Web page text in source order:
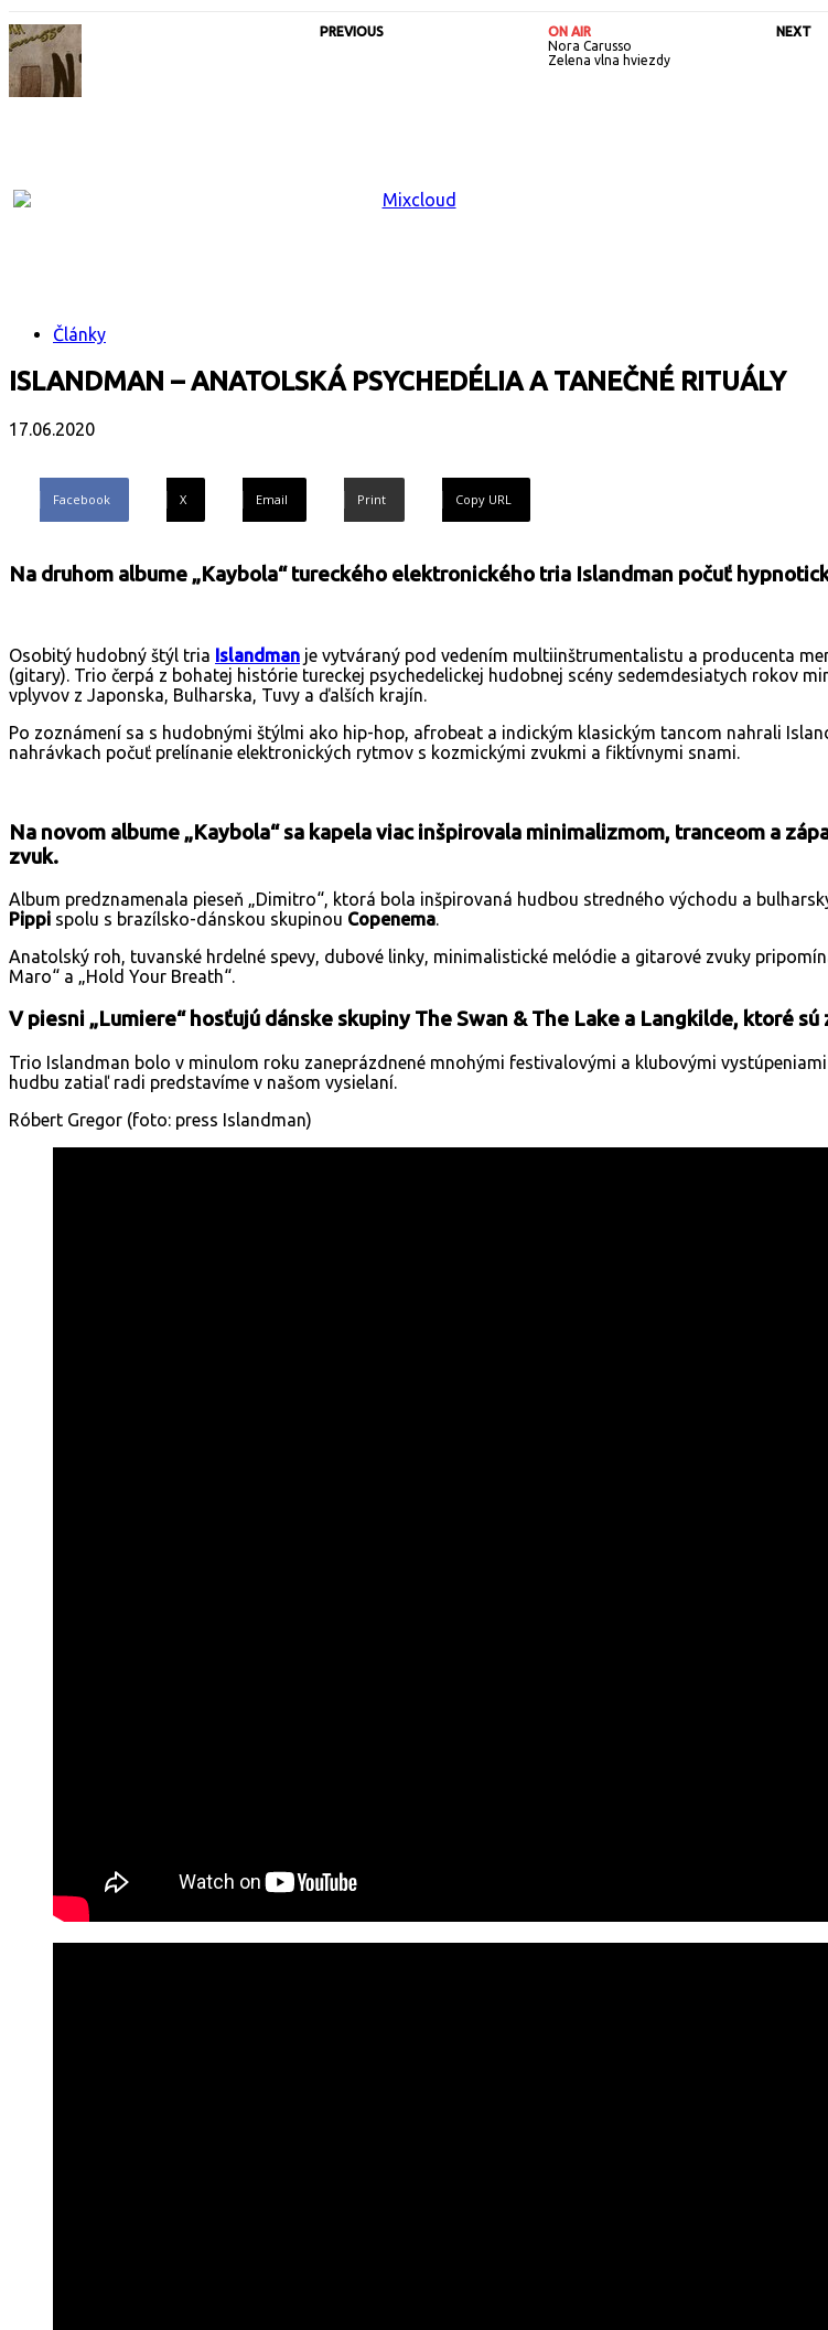
PREVIOUS
ON AIR
Nora Carusso
Zelena vlna hviezdy
NEXT
Články
ISLANDMAN – ANATOLSKÁ PSYCHEDÉLIA A TANEČNÉ RITUÁLY
17.06.2020
Facebook X Email Print Copy URL
Na druhom albume „Kaybola“ tureckého elektronického tria Islandman počuť
Osobitý hudobný štýl tria Islandman je vytváraný pod vedením multiinštrumentalistu a producenta
(gitary). Trio čerpá z bohatej histórie tureckej psychedelickej hudobnej scény sedemdesiatych rokov
vplyvov z Japonska, Bulharska, Tuvy a ďalších krajín.
Po zoznámení sa s hudobnými štýlmi ako hip-hop, afrobeat a indickým klasickým tancom nahrali
nahrávkach počuť prelínanie elektronických rytmov s kozmickými zvukmi a fiktívnymi snami.
Na novom albume „Kaybola“ sa kapela viac inšpirovala minimalizmom, tranceom a
zvuk.
Album predznamenala pieseň „Dimitro“, ktorá bola inšpirovaná hudbou stredného východu a
Pippi spolu s brazílsko-dánskou skupinou Copenema.
Anatolský roh, tuvanské hrdelné spevy, dubové linky, minimalistické melódie a gitarové zvuky
Maro“ a „Hold Your Breath“.
V piesni „Lumiere“ hosťujú dánske skupiny The Swan & The Lake a Langkilde, ktoré
Trio Islandman bolo v minulom roku zaneprázdnené mnohými festivalovými a klubovými
hudbu zatiaľ radi predstavíme v našom vysielaní.
Róbert Gregor (foto: press Islandman)